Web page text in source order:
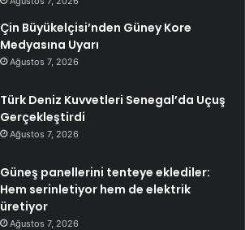
Çin Büyükelçisi’nden Güney Kore
Medyasına Uyarı
Ağustos 7, 2026
Türk Deniz Kuvvetleri Senegal’da Uçuş
Gerçekleştirdi
Ağustos 7, 2026
Güneş panellerini tenteye eklediler:
Hem serinletiyor hem de elektrik
üretiyor
Ağustos 7, 2026